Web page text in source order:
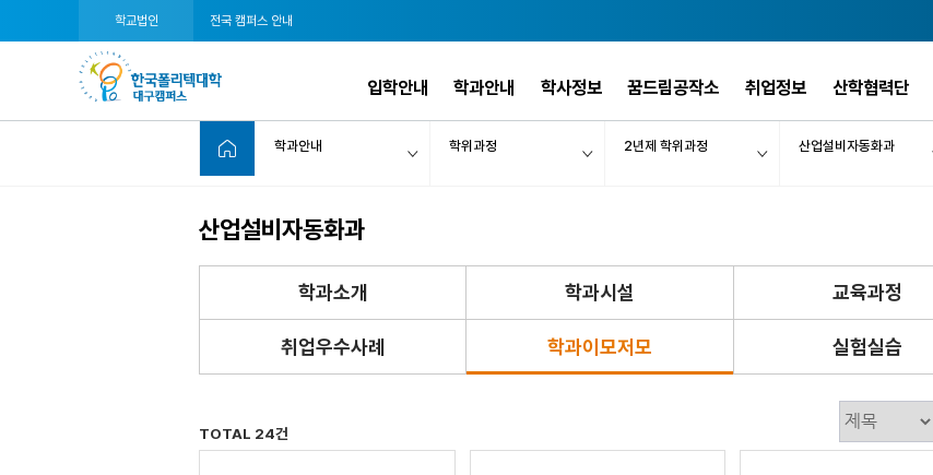
학교법인 전국 캠퍼스 안내
입학안내 학과안내 학사정보 꿈드림공작소 취업정보 산학협력단
학과안내 학위과정 2년제 학위과정 산업설비자동화과
산업설비자동화과
학과소개 학과시설 교육과정
취업우수사례 학과이모저모 실험실습
TOTAL 24건